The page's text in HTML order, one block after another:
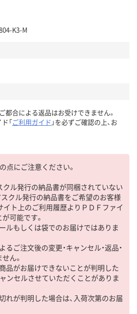
K3-M
都合による返品はお受けできません。
「ご利用ガイド 」を必ずご確認の上、お
点にご注意ください。
クル発行の納品書が同梱されていない
クル発行の納品書をご希望のお客様
イト上のご利用履歴よりＰＤＦファイ
可能です。
ルもしくは袋でのお届けではありま
るご注文後の変更・キャンセル・返品・
ん。
品がお届けできないことが判明した
ンセルさせていただくことがありま
れが判明した場合は、入荷次第のお届